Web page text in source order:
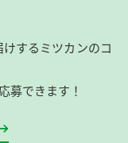
するミツカンのコ
募できます！